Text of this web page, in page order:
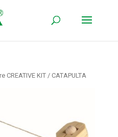
CREATIVE KIT/ CATAPULTA